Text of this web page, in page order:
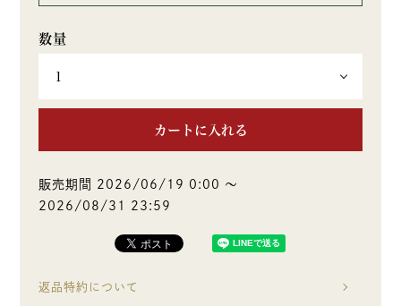
カートに入れる
販売期間 2026/06/19 0:00 〜
2026/08/31 23:59
返品特約について